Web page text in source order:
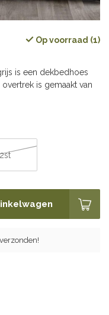
Op voorraad (1)
is een dekbedhoes
is gemaakt van